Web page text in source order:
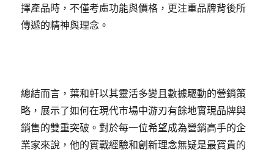
擇產品時，不僅考慮功能與價格，更注重品牌背後所
傳遞的精神與理念。
總結而言，葉和軒以其靈活多變且數據驅動的營銷策
略，展示了如何在現代市場中游刃有餘地實現品牌與
銷售的雙重突破。對於每一位希望成為營銷高手的企
業家來說，他的實戰經驗和創新理念無疑是最寶貴的